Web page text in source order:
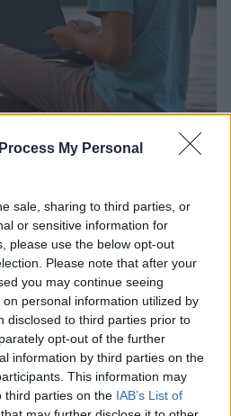
My Personal
sale, sharing to third parties, or
or sensitive information for
please use the below opt-out
Please note that after your
you may continue seeing
personal information utilized by
disclosed to third parties prior to
opt-out of the further
information by third parties on the
This information may
third parties on the IAB’s List of
εργασίας και της
η άνοδος των ψηφιακών
χαρακτηριστική τάση που
πολλούς ως μη βιώσιμη